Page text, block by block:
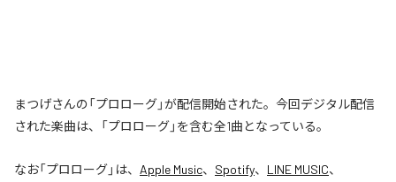
まつげさんの「プロローグ」が配信開始された。今回デジタル配信
された楽曲は、「プロローグ」を含む全1曲となっている。
なお「プロローグ」は、 Apple Music、 Spotify、 LINE MUSIC、